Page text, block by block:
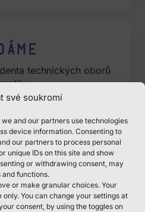
své soukromí
and our partners use technologies
device information. Consenting to
our partners to process personal
unique IDs on this site and show
or withdrawing consent, may
functions.
or make granular choices. Your
You can change your settings at
consent, by using the toggles on
technických oborů
a
a prohlubovat své
hráče, který se do
skvěle hodit.